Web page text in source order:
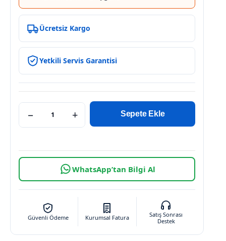
Ücretsiz Kargo
Yetkili Servis Garantisi
− + Sepete Ekle
WhatsApp’tan Bilgi Al
Güvenli Ödeme Kurumsal Fatura
Satış Sonrası
Destek